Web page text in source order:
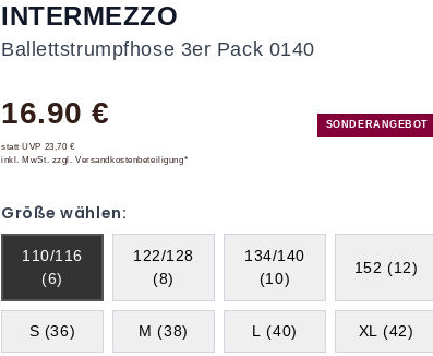
SONDERANGEBOT
INTERMEZZO
Ballettstrumpfhose 3er Pack 0140
16.90 €
statt UVP 23,70 €
inkl. MwSt. zzgl. Versandkostenbeteiligung*
Größe wählen:
110/116
(6)
122/128
(8)
134/140
(10)
152 (12)
S (36) M (38) L (40) XL (42)